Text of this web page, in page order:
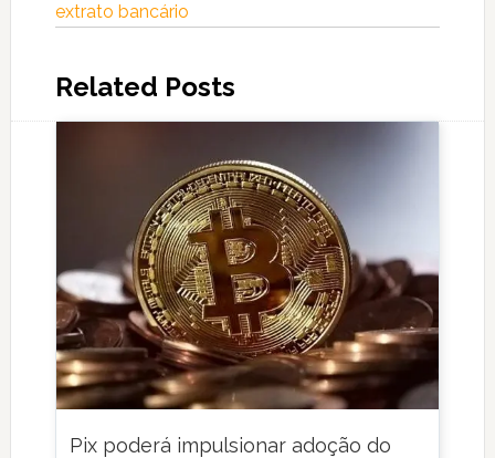
extrato bancário
Related Posts
Pix poderá impulsionar adoção do